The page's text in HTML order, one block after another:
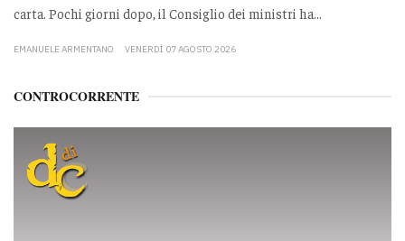
carta. Pochi giorni dopo, il Consiglio dei ministri ha...
EMANUELE ARMENTANO VENERDÌ 07 AGOSTO 2026
CONTROCORRENTE